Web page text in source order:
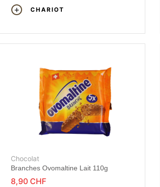
CHARIOT
Chocolat
Branches Ovomaltine Lait 110g
8,90 CHF